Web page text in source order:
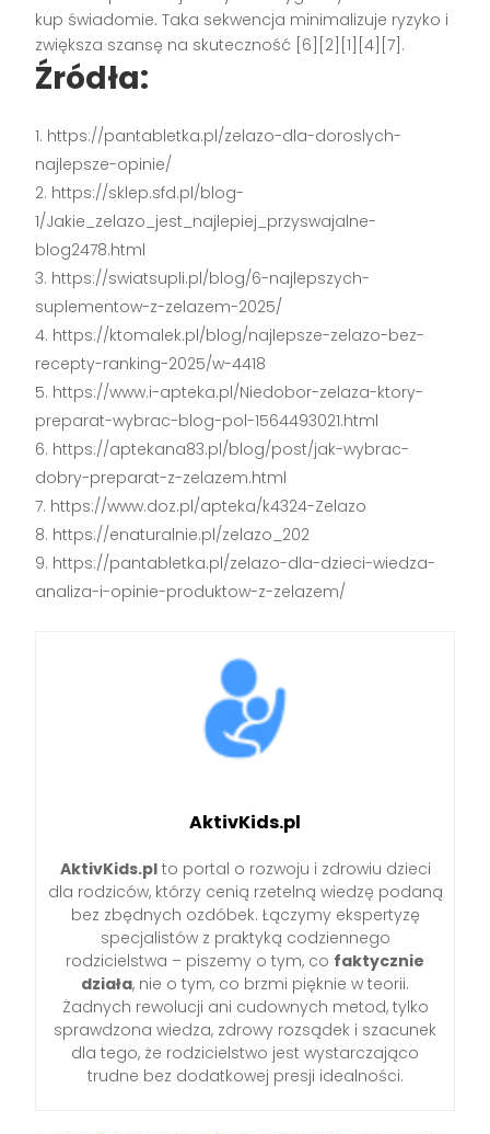
kup świadomie. Taka sekwencja minimalizuje ryzyko i
zwiększa szansę na skuteczność [6][2][1][4][7].
Źródła:
https://pantabletka.pl/zelazo-dla-doroslych-
najlepsze-opinie/
https://sklep.sfd.pl/blog-
1/Jakie_zelazo_jest_najlepiej_przyswajalne-
blog2478.html
https://swiatsupli.pl/blog/6-najlepszych-
suplementow-z-zelazem-2025/
https://ktomalek.pl/blog/najlepsze-zelazo-bez-
recepty-ranking-2025/w-4418
https://www.i-apteka.pl/Niedobor-zelaza-ktory-
preparat-wybrac-blog-pol-1564493021.html
https://aptekana83.pl/blog/post/jak-wybrac-
dobry-preparat-z-zelazem.html
https://www.doz.pl/apteka/k4324-Zelazo
https://enaturalnie.pl/zelazo_202
https://pantabletka.pl/zelazo-dla-dzieci-wiedza-
analiza-i-opinie-produktow-z-zelazem/
AktivKids.pl
AktivKids.plto portal o rozwoju i zdrowiu dzieci
dla rodziców, którzy cenią rzetelną wiedzę podaną
bez zbędnych ozdóbek. Łączymy ekspertyzę
specjalistów z praktyką codziennego
rodzicielstwa – piszemy o tym, co faktycznie
działa, nie o tym, co brzmi pięknie w teorii.
Żadnych rewolucji ani cudownych metod, tylko
sprawdzona wiedza, zdrowy rozsądek i szacunek
dla tego, że rodzicielstwo jest wystarczająco
trudne bez dodatkowej presji idealności.